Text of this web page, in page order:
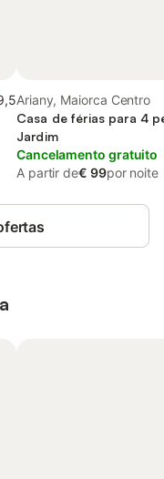
Ariany, Maiorca Centro
Casa de férias para 4
Jardim
Cancelamento gratuito
A partir de€ 99por noite